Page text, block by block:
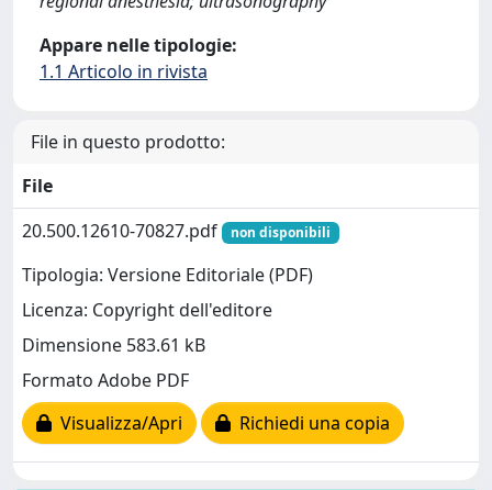
Appare nelle tipologie:
1.1 Articolo in rivista
File in questo prodotto:
File
20.500.12610-70827.pdf
non disponibili
Tipologia: Versione Editoriale (PDF)
Licenza: Copyright dell'editore
Dimensione 583.61 kB
Formato Adobe PDF
Visualizza/Apri
Richiedi una copia